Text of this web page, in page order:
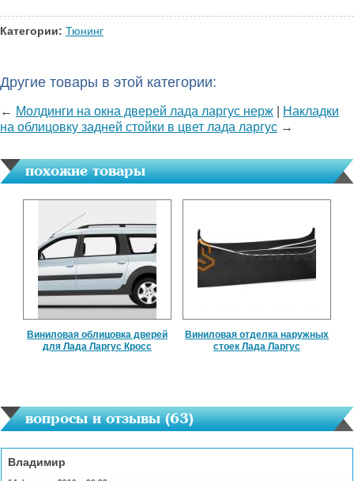
Категории: Тюнинг
Другие товары в этой категории:
← Молдинги на окна дверей лада ларгус нерж
Накладки
на облицовку задней стойки в цвет лада ларгус →
похожие товары
Виниловая облицовка дверей
для Лада Ларгус Кросс
Виниловая отделка наружных
стоек Лада Ларгус
вопросы и отзывы (63)
Владимир